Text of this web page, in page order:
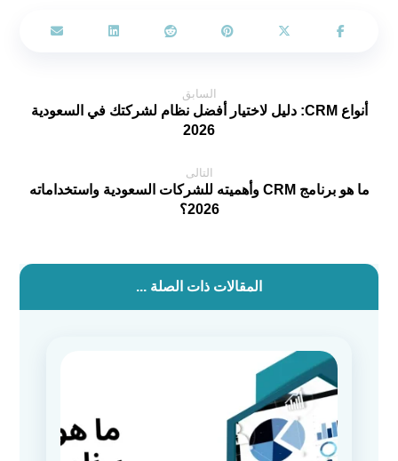
السابق
أنواع CRM: دليل لاختيار أفضل نظام لشركتك في السعودية
2026
التالى
ما هو برنامج CRM وأهميته للشركات السعودية واستخداماته
2026؟
المقالات ذات الصلة ...